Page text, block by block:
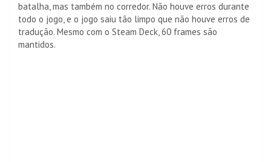
batalha, mas também no corredor. Não houve erros durante
todo o jogo, e o jogo saiu tão limpo que não houve erros de
tradução. Mesmo com o Steam Deck, 60 frames são
mantidos.